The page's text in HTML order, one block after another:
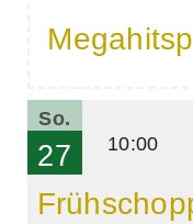
So.
27 10:00